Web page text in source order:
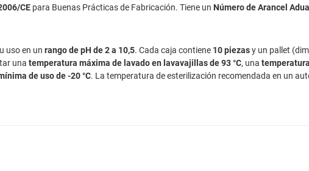
CE para Buenas Prácticas de Fabricación. Tiene un Número de Arancel
uso en un rango de pH de 2 a 10,5. Cada caja contiene 10 piezasy un pallet
una temperatura máxima de lavado en lavavajillas de 93 °C, una
de uso de -20 °C. La temperatura de esterilización recomendada en un